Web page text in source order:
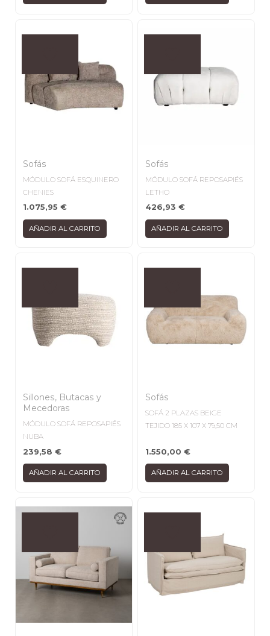
Sofás
MÓDULO SOFÁ ESQUINERO
CHENIES
1.075,95€
AÑADIR AL CARRITO
Sofás
MÓDULO SOFÁ REPOSAPIÉS
LETHO
426,93 €
AÑADIR AL CARRITO
Sillones, Butacas y
Mecedoras
MÓDULO SOFÁ REPOSAPIÉS
NUBA
239,58€
AÑADIR AL CARRITO
Sofás
SOFÁ 2 PLAZAS BEIGE
TEJIDO 185 X 107 X 79,50 CM
1.550,00 €
AÑADIR AL CARRITO